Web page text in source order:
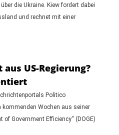
die Ukraine. Kiew fordert dabei
und rechnet mit einer
US-Regierung?
Politico
Wochen aus seiner
of Government Efficiency“ (DOGE)